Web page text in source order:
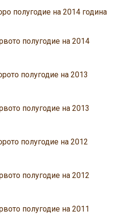
полугодие на 2014 година
полугодие на 2014
полугодие на 2013
полугодие на 2013
полугодие на 2012
полугодие на 2012
полугодие на 2011